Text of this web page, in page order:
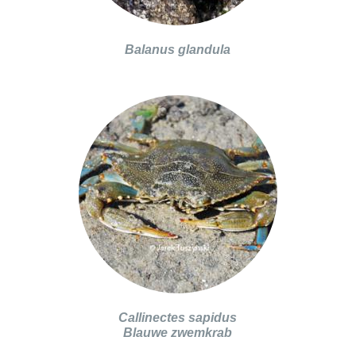
Balanus glandula
Callinectes sapidus
Blauwe zwemkrab